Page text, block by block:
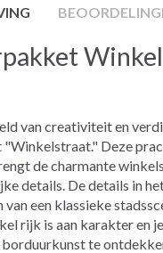
van creativiteit en
Deze
de charmante
details. De details in
van een klassieke
rijk is aan karakter en
borduurkunst te